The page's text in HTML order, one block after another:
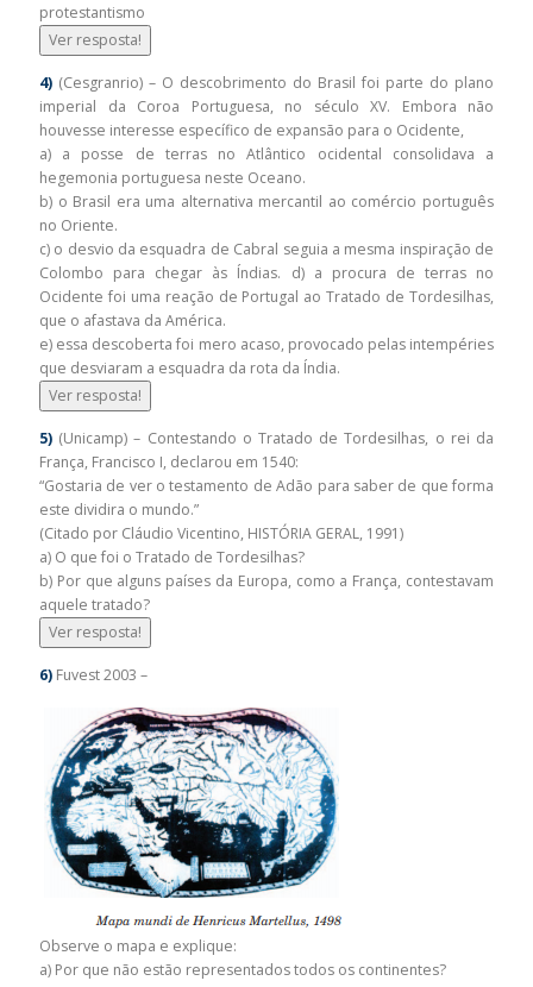
protestantismo
Ver resposta!
4) (Cesgranrio) – O descobrimento do Brasil foi parte do plano
imperial da Coroa Portuguesa, no século XV. Embora não
houvesse interesse específico de expansão para o Ocidente,
a) a posse de terras no Atlântico ocidental consolidava a
hegemonia portuguesa neste Oceano.
b) o Brasil era uma alternativa mercantil ao comércio português
no Oriente.
c) o desvio da esquadra de Cabral seguia a mesma inspiração de
Colombo para chegar às Índias. d) a procura de terras no
Ocidente foi uma reação de Portugal ao Tratado de Tordesilhas,
que o afastava da América.
e) essa descoberta foi mero acaso, provocado pelas intempéries
que desviaram a esquadra da rota da Índia.
Ver resposta!
5) (Unicamp) – Contestando o Tratado de Tordesilhas, o rei da
França, Francisco I, declarou em 1540:
“Gostaria de ver o testamento de Adão para saber de que forma
este dividira o mundo.”
(Citado por Cláudio Vicentino, HISTÓRIA GERAL, 1991)
a) O que foi o Tratado de Tordesilhas?
b) Por que alguns países da Europa, como a França, contestavam
aquele tratado?
Ver resposta!
6) Fuvest 2003 –
Observe o mapa e explique:
a) Por que não estão representados todos os continentes?